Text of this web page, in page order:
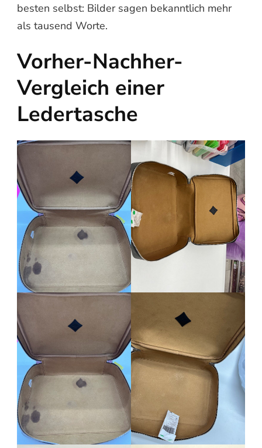
besten selbst: Bilder sagen bekanntlich mehr
als tausend Worte.
Vorher-Nachher-
Vergleich einer
Ledertasche